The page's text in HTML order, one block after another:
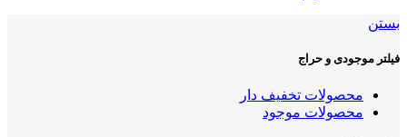
بستن
فیلتر موجودی و حراج
محصولات تخفیف دار
محصولات موجود